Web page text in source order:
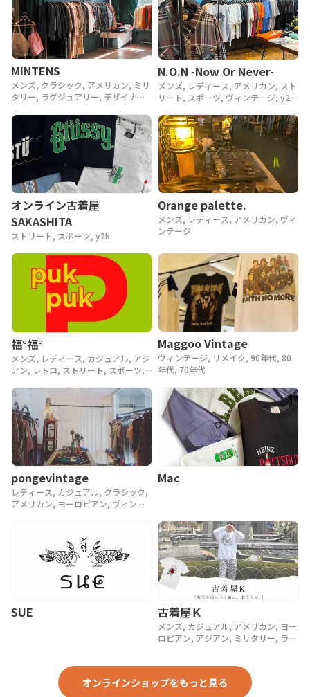
MINTENS
メンズ, クラシック, アメリカン, ミリ
タリー, ラグジュアリー, デザイナー,
80年代, 70年代, 60年代, 50年代, 40
N.O.N -Now Or Never-
メンズ, レディース, アメリカン, スト
リート, スポーツ, ヴィンテージ, y2k,
オンライン古着屋
SAKASHITA
ストリート, スポーツ, y2k
Orange palette.
メンズ, レディース, アメリカン, ヴィ
ンテージ
福°福°
メンズ, レディース, カジュアル, アジ
アン, レトロ, ストリート, スポーツ,
Maggoo Vintage
ヴィンテージ, リメイク, 90年代, 80
年代, 70年代
pongevintage
レディース, カジュアル, クラシック,
アメリカン, ヨーロピアン, ヴィンテ
Mac
SUE 古着屋Ｋ
メンズ, カジュアル, アメリカン, ヨー
ロピアン, アジアン, ミリタリー, ラグ
オンラインショップをもっと見る